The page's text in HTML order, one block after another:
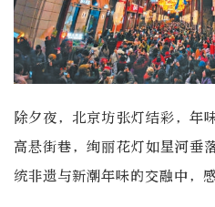
除夕夜，北京坊张灯结彩，年
高悬街巷，绚丽花灯如星河垂
统非遗与新潮年味的交融中，